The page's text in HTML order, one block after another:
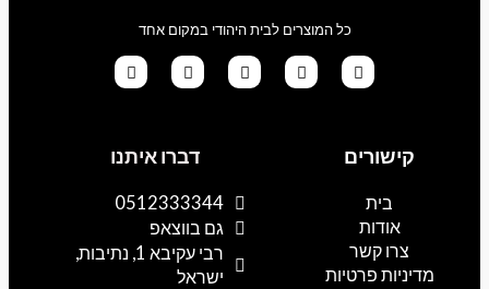
כל המוצרים לבית היהודי במקום אחד
a
s
a
p
p
o
k
o
l
e
קישורים
בית
אודות
צרו קשר
מדיניות פרטיות
דברו איתנו
0512333344
גם בווצאפ
רבי עקיבא 1, נתיבות,
ישראל